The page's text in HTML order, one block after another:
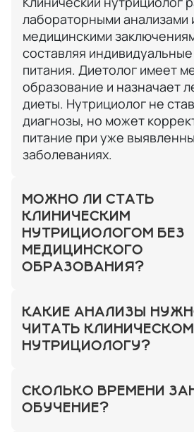
лабораторными анализами
медицинскими
составляя
питания. Диетолог имеет
образование и назначает
диеты. Нутрициолог не
диагнозы, но может
питание при уже
заболеваниях.
МОЖНО ЛИ СТАТЬ
КЛИНИЧЕСКИМ
НУТРИЦИОЛОГОМ БЕЗ
МЕДИЦИНСКОГО
ОБРАЗОВАНИЯ?
КАКИЕ АНАЛИЗЫ
ЧИТАТЬ
НУТРИЦИОЛОГУ?
СКОЛЬКО ВРЕМЕНИ
ОБУЧЕНИЕ?